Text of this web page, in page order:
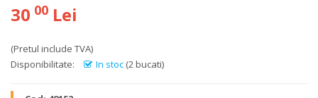
30 00 Lei
(Pretul include TVA)
Disponibilitate:
In stoc (2 bucati)